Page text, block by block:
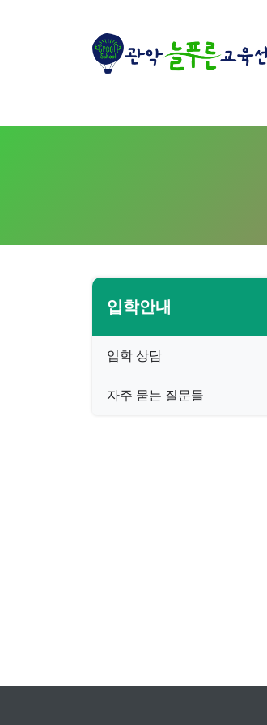
입학안내
입학 상담
자주 묻는 질문들